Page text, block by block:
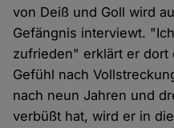
von Deiß und Goll wird
Gefängnis interviewt.
zufrieden" erklärt er dort
Gefühl nach
nach neun Jahren und
verbüßt hat, wird er in